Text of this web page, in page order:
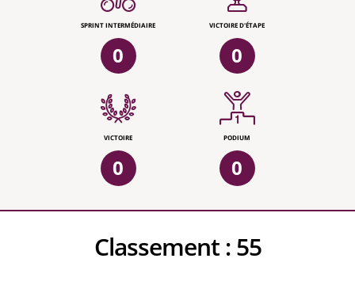
SPRINT INTERMÉDIAIRE
0
VICTOIRE D'ÉTAPE
0
VICTOIRE
0
PODIUM
0
Classement :55